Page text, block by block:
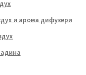
и арома дифузери